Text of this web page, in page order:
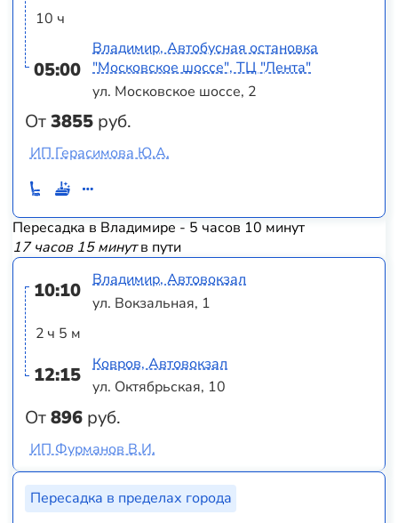
10 ч
05:00
От3855 руб.
Владимир, Автобусная остановка
"Московское шоссе", ТЦ "Лента"
ул. Московское шоссе, 2
ИП Герасимова Ю.А.
Пересадка в Владимире - 5 часов 10 минут
17 часов 15 минутв пути
10:10
2 ч 5 м
12:15
От896 руб.
Владимир, Автовокзал
ул. Вокзальная, 1
Ковров, Автовокзал
ул. Октябрьская, 10
ИП Фурманов В.И.
Пересадка в пределах города